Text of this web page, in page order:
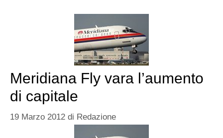
Meridiana Fly vara l’aumento
di capitale
19 Marzo 2012 di Redazione